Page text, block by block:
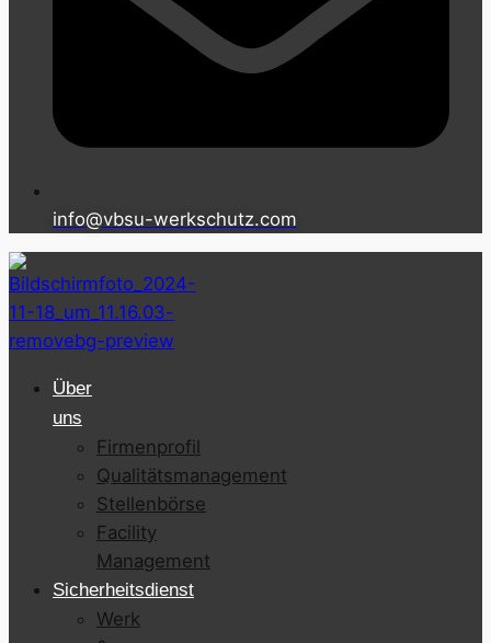
info@vbsu-werkschutz.com
Über
uns
Firmenprofil
Qualitätsmanagement
Stellenbörse
Facility
Management
Sicherheitsdienst
Werk